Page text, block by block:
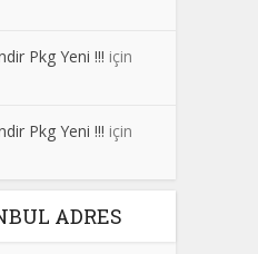
Pkg Yeni !!! için
Pkg Yeni !!! için
ADRES